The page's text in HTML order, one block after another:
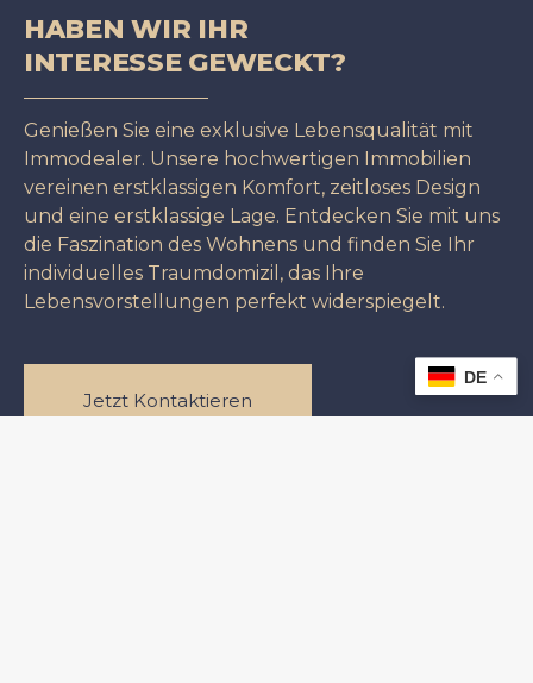
HABEN WIR IHR
INTERESSE GEWECKT?
Genießen Sie eine exklusive Lebensqualität mit
Immodealer. Unsere hochwertigen Immobilien
vereinen erstklassigen Komfort, zeitloses Design
und eine erstklassige Lage. Entdecken Sie mit uns
die Faszination des Wohnens und finden Sie Ihr
individuelles Traumdomizil, das Ihre
Lebensvorstellungen perfekt widerspiegelt.
Jetzt Kontaktieren
DE